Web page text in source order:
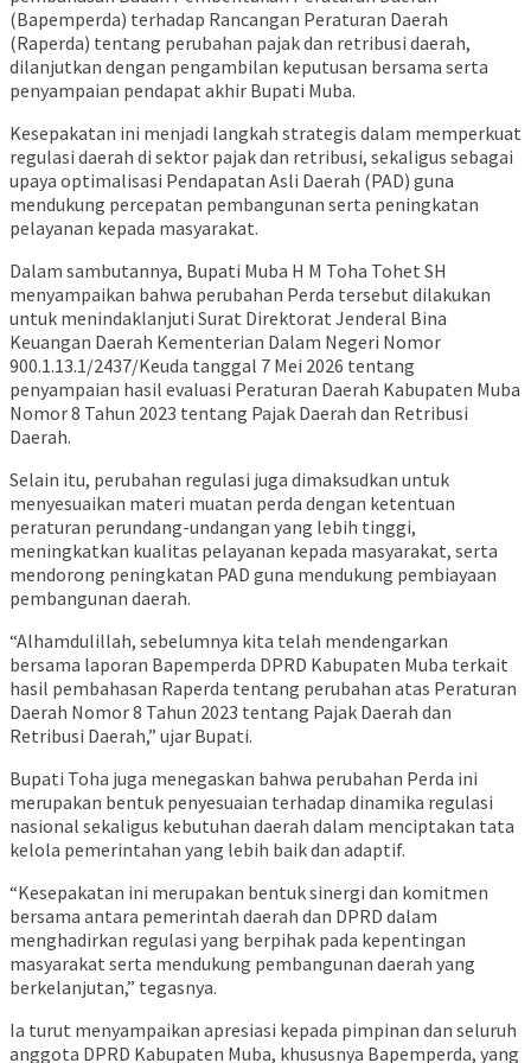
(Bapemperda) terhadap Rancangan Peraturan Daerah
(Raperda) tentang perubahan pajak dan retribusi daerah,
dilanjutkan dengan pengambilan keputusan bersama serta
penyampaian pendapat akhir Bupati Muba.
Kesepakatan ini menjadi langkah strategis dalam memperkuat
regulasi daerah di sektor pajak dan retribusi, sekaligus sebagai
upaya optimalisasi Pendapatan Asli Daerah (PAD) guna
mendukung percepatan pembangunan serta peningkatan
pelayanan kepada masyarakat.
Dalam sambutannya, Bupati Muba H M Toha Tohet SH
menyampaikan bahwa perubahan Perda tersebut dilakukan
untuk menindaklanjuti Surat Direktorat Jenderal Bina
Keuangan Daerah Kementerian Dalam Negeri Nomor
900.1.13.1/2437/Keuda tanggal 7 Mei 2026 tentang
penyampaian hasil evaluasi Peraturan Daerah Kabupaten Muba
Nomor 8 Tahun 2023 tentang Pajak Daerah dan Retribusi
Daerah.
Selain itu, perubahan regulasi juga dimaksudkan untuk
menyesuaikan materi muatan perda dengan ketentuan
peraturan perundang-undangan yang lebih tinggi,
meningkatkan kualitas pelayanan kepada masyarakat, serta
mendorong peningkatan PAD guna mendukung pembiayaan
pembangunan daerah.
“Alhamdulillah, sebelumnya kita telah mendengarkan
bersama laporan Bapemperda DPRD Kabupaten Muba terkait
hasil pembahasan Raperda tentang perubahan atas Peraturan
Daerah Nomor 8 Tahun 2023 tentang Pajak Daerah dan
Retribusi Daerah,” ujar Bupati.
Bupati Toha juga menegaskan bahwa perubahan Perda ini
merupakan bentuk penyesuaian terhadap dinamika regulasi
nasional sekaligus kebutuhan daerah dalam menciptakan tata
kelola pemerintahan yang lebih baik dan adaptif.
“Kesepakatan ini merupakan bentuk sinergi dan komitmen
bersama antara pemerintah daerah dan DPRD dalam
menghadirkan regulasi yang berpihak pada kepentingan
masyarakat serta mendukung pembangunan daerah yang
berkelanjutan,” tegasnya.
Ia turut menyampaikan apresiasi kepada pimpinan dan seluruh
anggota DPRD Kabupaten Muba, khususnya Bapemperda, yang